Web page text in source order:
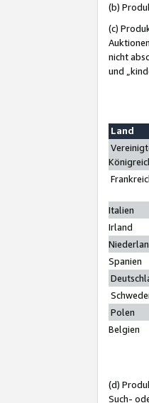
(b)
(c)
nicht
und
Land
Italien
Irland
Spanien
Polen
Belgien
(d)
Such-